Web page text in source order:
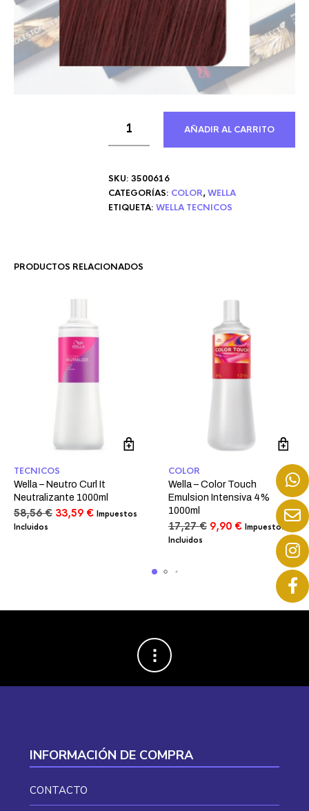
AÑADIR AL CARRITO
SKU: 3500616
CATEGORÍAS: COLOR,WELLA
ETIQUETA: WELLA TECNICOS
PRODUCTOS RELACIONADOS
TECNICOS
Wella – Neutro Curl It
Neutralizante 1000ml
58,56€ El
33,59 €ElImpuestos
Incluidos
COLOR
Wella – Color Touch
Emulsion Intensiva 4%
1000ml
17,27€ El
9,90 €ElImpuestos
Incluidos
INFORMACIÓN DE COMPRA
CONTACTO